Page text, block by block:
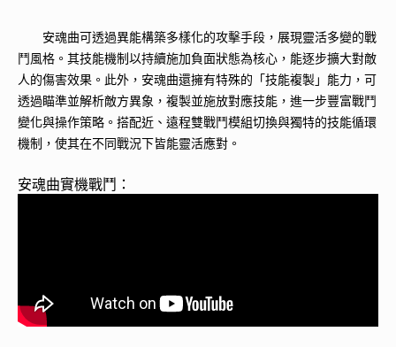
安魂曲可透過異能構築多樣化的攻擊手段，展現靈活多變的戰
鬥風格。其技能機制以持續施加負面狀態為核心，能逐步擴大對敵
人的傷害效果。此外，安魂曲還擁有特殊的「技能複製」能力，可
透過瞄準並解析敵方異象，複製並施放對應技能，進一步豐富戰鬥
變化與操作策略。搭配近、遠程雙戰鬥模組切換與獨特的技能循環
機制，使其在不同戰況下皆能靈活應對。
安魂曲實機戰鬥：